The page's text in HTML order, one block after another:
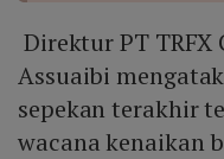
Direktur PT
Assuaibi
sepekan terakhir
wacana kenaikan